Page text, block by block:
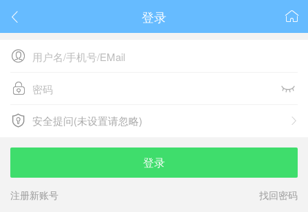
 
登录

 
 
安全提问(未设置请忽略)
安全提问(未设置请忽略)
登录
注册新账号
找回密码